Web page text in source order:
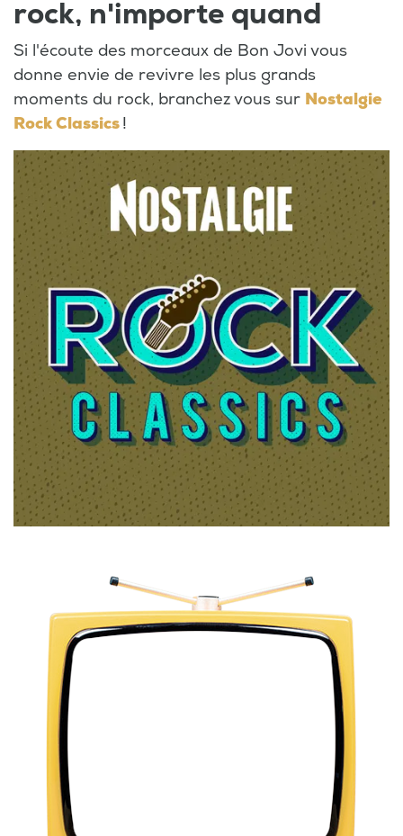
rock, n'importe quand
Si l'écoute des morceaux de Bon Jovi vous
donne envie de revivre les plus grands
moments du rock, branchez vous sur Nostalgie
Rock Classics!